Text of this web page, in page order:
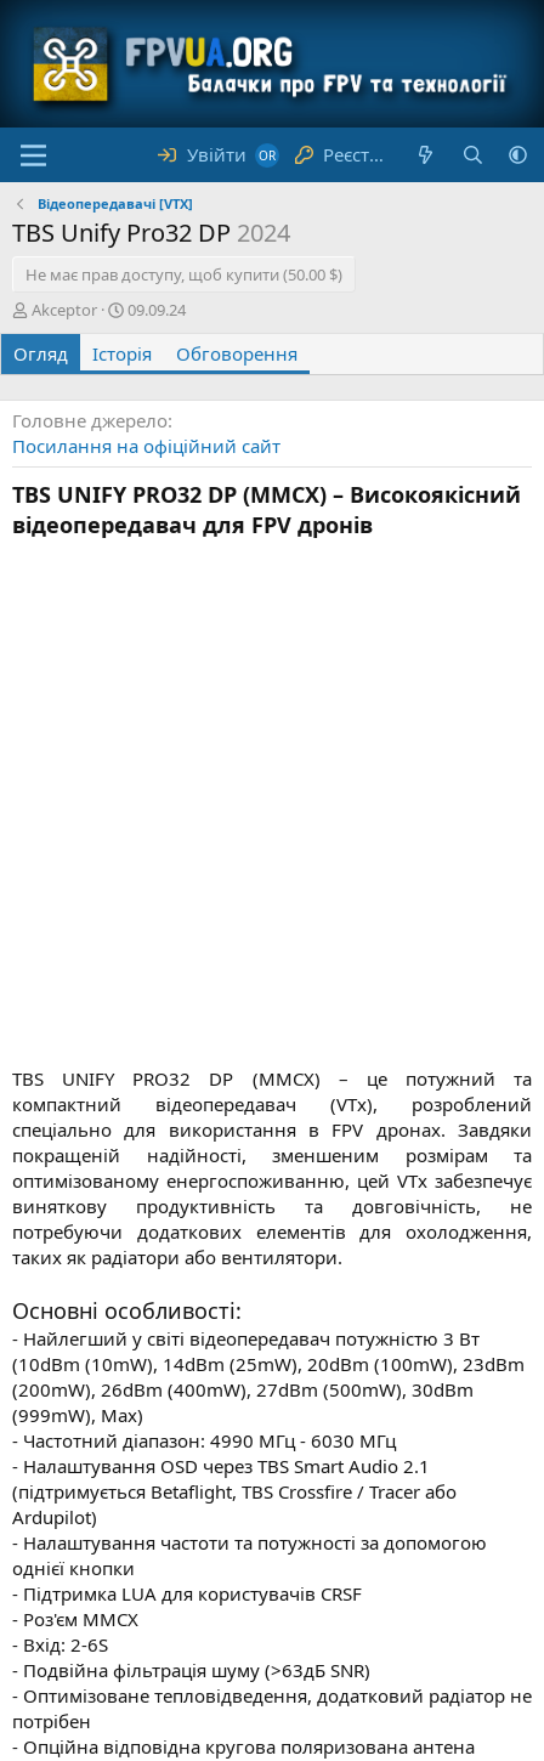
Увійти Реєстрація
Відеопередавачі [VTX]
TBS Unify Pro32 DP 2024
Не має прав доступу, щоб купити (50.00 $)
А
в
т
о
р
Akceptor
Д
т
а
с
т
в
о
р
е
н
09.09.24
Огляд Історія Обговорення
Головне джерело
Посилання на офіційний сайт
TBS UNIFY PRO32 DP (MMCX) – Високоякісний
відеопередавач для FPV дронів
TBS UNIFY PRO32 DP (MMCX) – це потужний та
компактний відеопередавач (VTx), розроблений
спеціально для використання в FPV дронах. Завдяки
покращеній надійності, зменшеним розмірам та
оптимізованому енергоспоживанню, цей VTx забезпечує
виняткову продуктивність та довговічність, не
потребуючи додаткових елементів для охолодження,
таких як радіатори або вентилятори.​
Основні особливості:
- Найлегший у світі відеопередавач потужністю 3 Вт
(10dBm (10mW), 14dBm (25mW), 20dBm (100mW), 23dBm
(200mW), 26dBm (400mW), 27dBm (500mW), 30dBm
(999mW), Max)
- Частотний діапазон: 4990 МГц - 6030 МГц
- Налаштування OSD через TBS Smart Audio 2.1
(підтримується Betaflight, TBS Crossfire / Tracer або
Ardupilot)
- Налаштування частоти та потужності за допомогою
однієї кнопки
- Підтримка LUA для користувачів CRSF
- Роз'єм MMCX
- Вхід: 2-6S
- Подвійна фільтрація шуму (>63дБ SNR)
- Оптимізоване тепловідведення, додатковий радіатор не
потрібен
- Опційна відповідна кругова поляризована антена